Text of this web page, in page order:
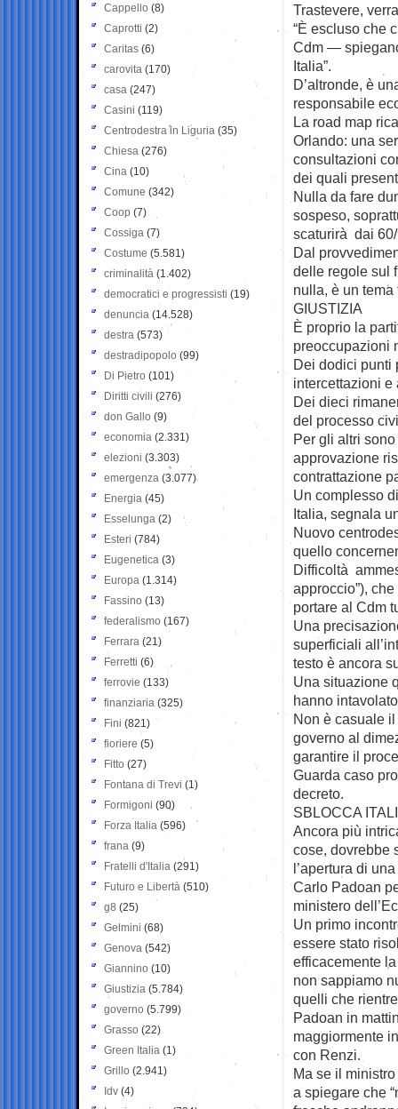
Trastevere,
“È escluso che
Cdm —
Italia”.
D’altronde, è
responsabile
La road map
Orlando: una
consultazioni
dei quali
Nulla da fare
sospeso,
scaturirà dai
Dal
delle regole sul
nulla, è un tema
GIUSTIZIA
È proprio la
preoccupazioni
Dei dodici punti
intercettazioni e
Dei dieci
del processo
Per gli altri
approvazione
contrattazione
Un complesso
Italia, segnala
Nuovo
quello
Difficoltà
approccio”),
portare al Cdm
Una
superficiali
testo è ancora
Una situazione
hanno
Non è casuale il
governo al
garantire il
Guarda caso
decreto.
SBLOCCA
Ancora più
cose, dovrebbe
l’apertura di
Carlo Padoan
ministero
Un primo
essere stato
efficacemente
non sappiamo
quelli che
Padoan in
maggiormente
con Renzi.
Ma se il
a spiegare che
Cappello (8)
Caprotti (2)
Caritas (6)
carovita (170)
casa (247)
Casini (119)
Centrodestra in Liguria (35)
Chiesa (276)
Cina (10)
Comune (342)
Coop (7)
Cossiga (7)
Costume (5.581)
criminalità (1.402)
democratici e progressisti (19)
denuncia (14.528)
destra (573)
destradipopolo (99)
Di Pietro (101)
Diritti civili (276)
don Gallo (9)
economia (2.331)
elezioni (3.303)
emergenza (3.077)
Energia (45)
Esselunga (2)
Esteri (784)
Eugenetica (3)
Europa (1.314)
Fassino (13)
federalismo (167)
Ferrara (21)
Ferretti (6)
ferrovie (133)
finanziaria (325)
Fini (821)
fioriere (5)
Fitto (27)
Fontana di Trevi (1)
Formigoni (90)
Forza Italia (596)
frana (9)
Fratelli d'Italia (291)
Futuro e Libertà (510)
g8 (25)
Gelmini (68)
Genova (542)
Giannino (10)
Giustizia (5.784)
governo (5.799)
Grasso (22)
Green Italia (1)
Grillo (2.941)
Idv (4)